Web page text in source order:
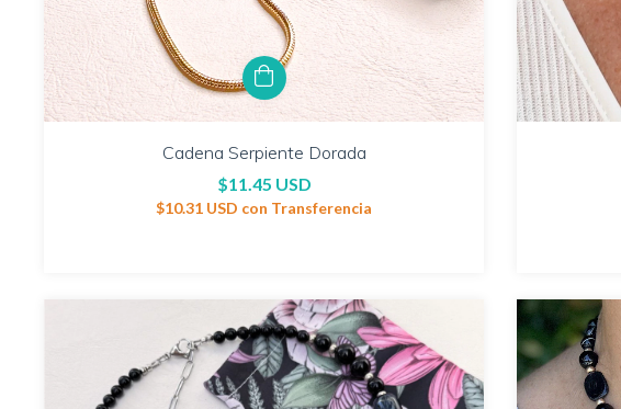
Cadena Serpiente Dorada
$11.45 USD
$10.31 USD con Transferencia